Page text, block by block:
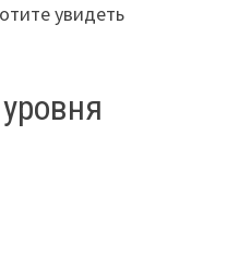
увидеть